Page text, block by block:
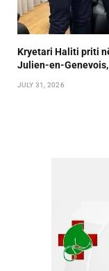
Kryetari Haliti priti
Julien-en-
JULY 31, 2026